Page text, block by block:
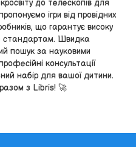
до телескопів для
ігри від провідних
що гарантує високу
стандартам. Швидка
пошук за науковими
консультації
набір для вашої дитини.
з Libris! 🚀